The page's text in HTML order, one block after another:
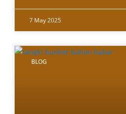
7 May 2025
BLOG